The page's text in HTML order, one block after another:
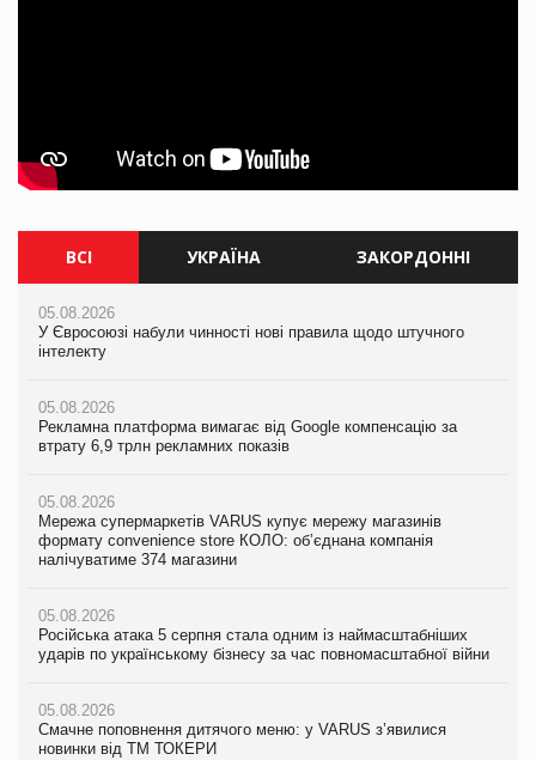
ВСІ УКРАЇНА ЗАКОРДОННІ
05.08.2026
У Євросоюзі набули чинності нові правила щодо штучного
інтелекту
05.08.2026
Рекламна платформа вимагає від Google компенсацію за
втрату 6,9 трлн рекламних показів
05.08.2026
Мережа супермаркетів VARUS купує мережу магазинів
формату convenience store КОЛО: об’єднана компанія
налічуватиме 374 магазини
05.08.2026
Російська атака 5 серпня стала одним із наймасштабніших
ударів по українському бізнесу за час повномасштабної війни
05.08.2026
Смачне поповнення дитячого меню: у VARUS з’явилися
новинки від ТМ ТОКЕРИ
05.08.2026
У Євросоюзі набули чинності нові правила щодо штучного
інтелекту
05.08.2026
Рекламна платформа вимагає від Google компенсацію за
втрату 6,9 трлн рекламних показів
05.08.2026
Мережа супермаркетів VARUS купує мережу магазинів
формату convenience store КОЛО: об’єднана компанія
налічуватиме 374 магазини
05.08.2026
Російська атака 5 серпня стала одним із наймасштабніших
ударів по українському бізнесу за час повномасштабної війни
05.08.2026
Смачне поповнення дитячого меню: у VARUS з’явилися
новинки від ТМ ТОКЕРИ
05.08.2026
У Євросоюзі набули чинності нові правила щодо штучного
інтелекту
05.08.2026
Рекламна платформа вимагає від Google компенсацію за
втрату 6,9 трлн рекламних показів
05.08.2026
Adidas витратила понад $1 млрд на маркетинг за квартал
продуктів